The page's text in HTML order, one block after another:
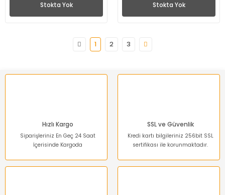
Stokta Yok Stokta Yok
1 2 3
Hızlı Kargo
Siparişleriniz En Geç 24 Saat
İçerisinde Kargoda
SSL ve Güvenlik
Kredi kartı bilgileriniz 256bit SSL
sertifikası ile korunmaktadır.